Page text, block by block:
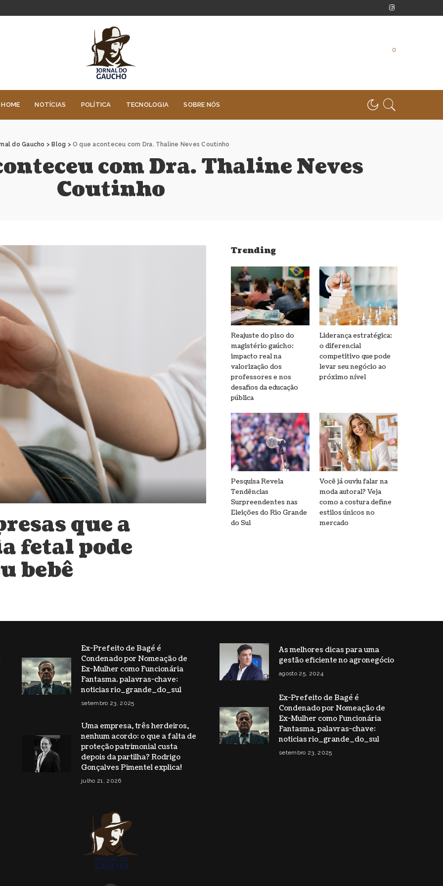
0
HOME NOTÍCIAS POLÍTICA TECNOLOGIA SOBRE NÓS
do Gaucho > Blog > O que aconteceu com Dra. Thaline Neves Coutinho
com Dra. Thaline Neves
Coutinho
que a
fetal pode
bebê
Trending
Reajuste do piso do
magistério gaúcho:
impacto real na
valorização dos
professores e nos
desafios da educação
pública
Liderança estratégica:
o diferencial
competitivo que pode
levar seu negócio ao
próximo nível
Pesquisa Revela
Tendências
Surpreendentes nas
Eleições do Rio Grande
do Sul
Você já ouviu falar na
moda autoral? Veja
como a costura define
estilos únicos no
mercado
Ex-Prefeito de Bagé é
Condenado por Nomeação de
Ex-Mulher como Funcionária
Fantasma. palavras-chave:
noticias rio_grande_do_sul
setembro 23, 2025
Uma empresa, três herdeiros,
nenhum acordo: o que a falta de
proteção patrimonial custa
depois da partilha? Rodrigo
Gonçalves Pimentel explica!
julho 21, 2026
As melhores dicas para uma
gestão eficiente no agronegócio
agosto 25, 2024
Ex-Prefeito de Bagé é
Condenado por Nomeação de
Ex-Mulher como Funcionária
Fantasma. palavras-chave:
noticias rio_grande_do_sul
setembro 23, 2025